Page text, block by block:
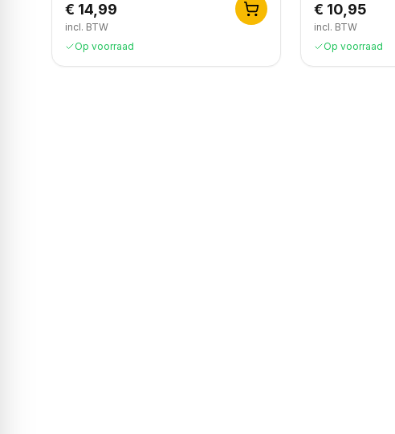
€ 14,99
incl. BTW
Op voorraad
€ 10,95
incl. BTW
Op voorraad